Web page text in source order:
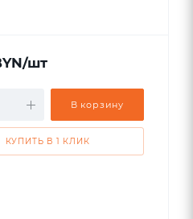
/шт
В корзину
КУПИТЬ В 1 КЛИК